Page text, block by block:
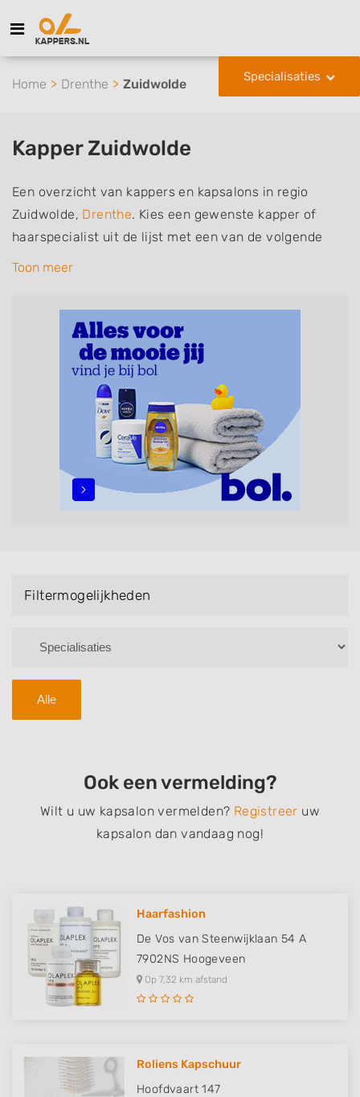
Specialisaties
Home Drenthe Zuidwolde
Kapper Zuidwolde
Een overzicht van kappers en kapsalons in regio
Zuidwolde, Drenthe. Kies een gewenste kapper of
haarspecialist uit de lijst met een van de volgende
specialisaties of aantekeningen: mannen of
zonder afspraak terecht kunt. De vermelde kappers
kunnen uw haren wassen, knippen, föhnen en kleuren,
maar ook helpen met extensions, balyage, invlechten,
opsteken, weave, een keratinebehandeling, een
permanent, een bruidkapsel, make-up & visagie,
epileren, schoonheidsbehandelingen, het trimmen van
een baard en pruiken. U kunt de zoekresultaten
filteren met behulp van de specialisatie filter en u
Toon meer
Filtermogelijkheden
Alle
Ook een vermelding?
Wilt u uw kapsalon vermelden? Registreer uw
kapsalon dan vandaag nog!
Haarfashion
De Vos van Steenwijklaan 54 A
7902NS Hoogeveen
Op 7,32 km afstand
Roliens Kapschuur
Hoofdvaart 147